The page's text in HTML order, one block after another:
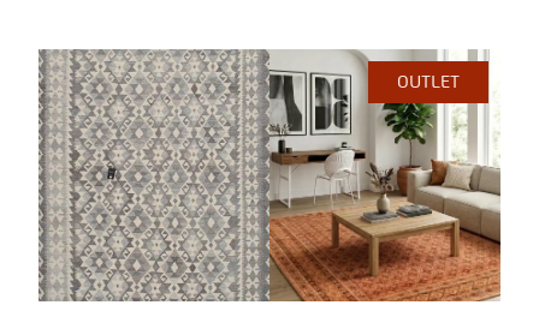
OUTLET